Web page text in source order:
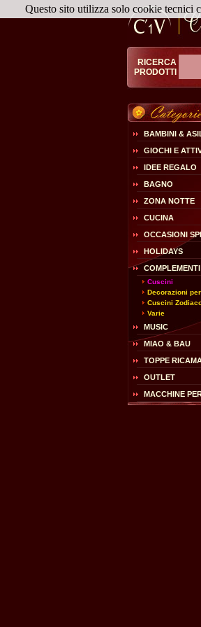
RICERCA
PRODOTTI
BAMBINI &
GIOCHI E
IDEE REGALO
BAGNO
ZONA NOTTE
CUCINA
OCCASIONI
HOLIDAYS
Cuscini
Decorazioni
Cuscini
Varie
MUSIC
MIAO & BAU
TOPPE
OUTLET
MACCHINE
Questo sito utilizza solo cookie tecnici